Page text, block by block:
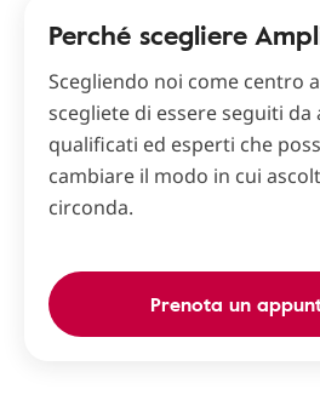
Perché scegliere
Scegliendo noi come centro
scegliete di essere seguiti
qualificati ed esperti che
cambiare il modo in cui
circonda.
Prenota un